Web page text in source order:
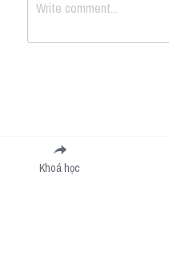
Submit
Khoá học